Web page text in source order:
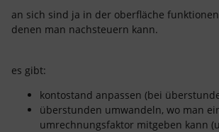
an sich sind ja in der oberfläche
denen man nachsteuern kann.
es gibt:
kontostand anpassen (bei
überstunden umwandeln, wo man
umrechnungsfaktor mitgeben kann